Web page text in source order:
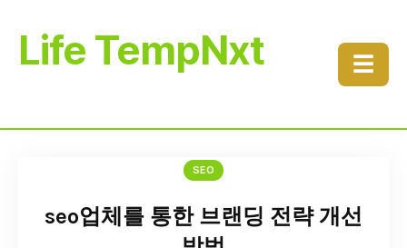
Life TempNxt ☰
SEO
seo업체를 통한 브랜딩 전략 개선